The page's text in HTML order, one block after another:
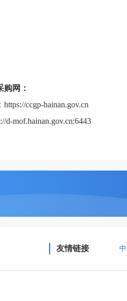
购网：
ccgp-hainan.gov.cn
d-mof.hainan.gov.cn:6443
友情链接